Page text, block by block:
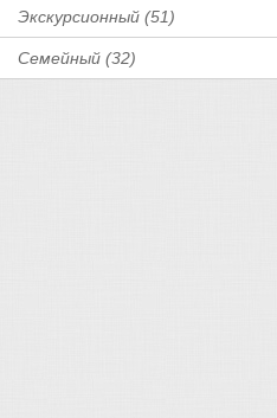
Экскурсионный (51)
Семейный (32)